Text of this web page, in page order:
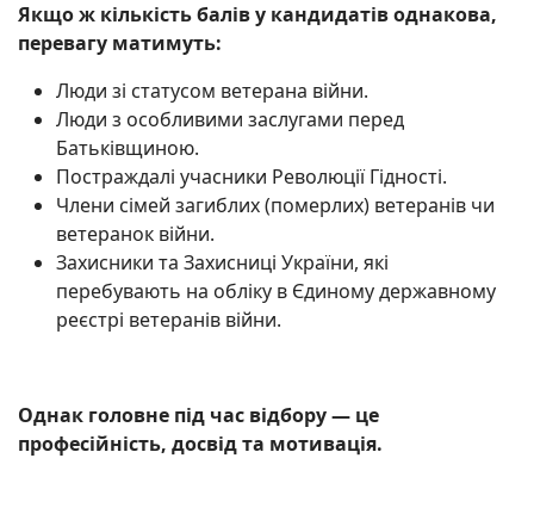
Якщо ж кількість балів у кандидатів однакова,
перевагу матимуть:
Люди зі статусом ветерана війни.
Люди з особливими заслугами перед
Батьківщиною.
Постраждалі учасники Революції Гідності.
Члени сімей загиблих (померлих) ветеранів чи
ветеранок війни.
Захисники та Захисниці України, які
перебувають на обліку в Єдиному державному
реєстрі ветеранів війни.
Однак головне під час відбору — це
професійність, досвід та мотивація.